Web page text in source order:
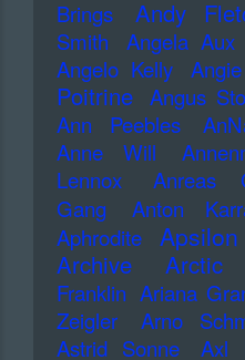
Brings
Andy
Smith
Angela Aux
Angelo Kelly
Poitrine Angus
Ann Peebles
Anne Will
Lennox
Anreas
Gang
Anton
Aphrodite Apsilon
Archive Arctic
Franklin Ariana
Zeigler
Arno
Astrid Sonne
Axl